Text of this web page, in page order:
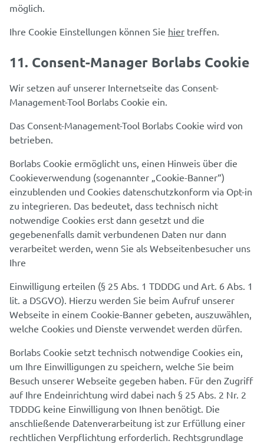
möglich.
Ihre Cookie Einstellungen können Sie hier treffen.
11. Consent-Manager Borlabs Cookie
Wir setzen auf unserer Internetseite das Consent-
Management-Tool Borlabs Cookie ein.
Das Consent-Management-Tool Borlabs Cookie wird von
betrieben.
Borlabs Cookie ermöglicht uns, einen Hinweis über die
Cookieverwendung (sogenannter „Cookie-Banner“)
einzublenden und Cookies datenschutzkonform via Opt-in
zu integrieren. Das bedeutet, dass technisch nicht
notwendige Cookies erst dann gesetzt und die
gegebenenfalls damit verbundenen Daten nur dann
verarbeitet werden, wenn Sie als Webseitenbesucher uns
Ihre
Einwilligung erteilen (§ 25 Abs. 1 TDDDG und Art. 6 Abs. 1
lit. a DSGVO). Hierzu werden Sie beim Aufruf unserer
Webseite in einem Cookie-Banner gebeten, auszuwählen,
welche Cookies und Dienste verwendet werden dürfen.
Borlabs Cookie setzt technisch notwendige Cookies ein,
um Ihre Einwilligungen zu speichern, welche Sie beim
Besuch unserer Webseite gegeben haben. Für den Zugriff
auf Ihre Endeinrichtung wird dabei nach § 25 Abs. 2 Nr. 2
TDDDG keine Einwilligung von Ihnen benötigt. Die
anschließende Datenverarbeitung ist zur Erfüllung einer
rechtlichen Verpflichtung erforderlich. Rechtsgrundlage